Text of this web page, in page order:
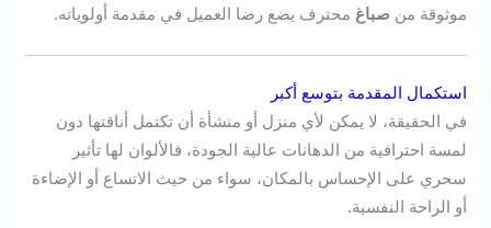
موثوقة من صباغ محترف يضع رضا العميل في مقدمة أولوياته.
استكمال المقدمة بتوسع أكبر
في الحقيقة، لا يمكن لأي منزل أو منشأة أن تكتمل أناقتها دون
لمسة احترافية من الدهانات عالية الجودة، فالألوان لها تأثير
سحري على الإحساس بالمكان، سواء من حيث الاتساع أو الإضاءة
أو الراحة النفسية.